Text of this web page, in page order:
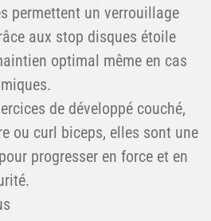
permettent un verrouillage
aux stop disques étoile
optimal même en cas
de développé couché,
ou curl biceps, elles sont une
progresser en force et en